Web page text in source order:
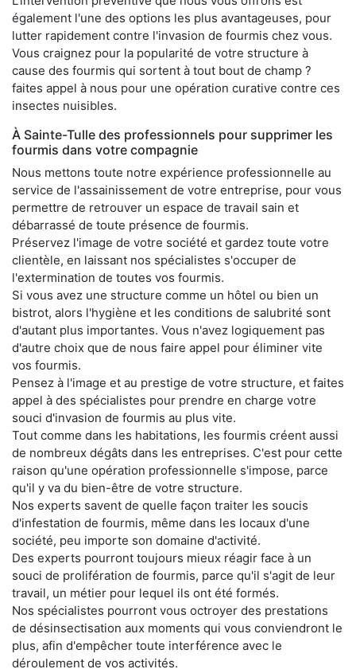
également l'une des options les plus avantageuses, pour
lutter rapidement contre l'invasion de fourmis chez vous.
Vous craignez pour la popularité de votre structure à
cause des fourmis qui sortent à tout bout de champ ?
faites appel à nous pour une opération curative contre ces
insectes nuisibles.
À Sainte-Tulle des professionnels pour supprimer les
fourmis dans votre compagnie
Nous mettons toute notre expérience professionnelle au
service de l'assainissement de votre entreprise, pour vous
permettre de retrouver un espace de travail sain et
débarrassé de toute présence de fourmis.
Préservez l'image de votre société et gardez toute votre
clientèle, en laissant nos spécialistes s'occuper de
l'extermination de toutes vos fourmis.
Si vous avez une structure comme un hôtel ou bien un
bistrot, alors l'hygiène et les conditions de salubrité sont
d'autant plus importantes. Vous n'avez logiquement pas
d'autre choix que de nous faire appel pour éliminer vite
vos fourmis.
Pensez à l'image et au prestige de votre structure, et faites
appel à des spécialistes pour prendre en charge votre
souci d'invasion de fourmis au plus vite.
Tout comme dans les habitations, les fourmis créent aussi
de nombreux dégâts dans les entreprises. C'est pour cette
raison qu'une opération professionnelle s'impose, parce
qu'il y va du bien-être de votre structure.
Nos experts savent de quelle façon traiter les soucis
d'infestation de fourmis, même dans les locaux d'une
société, peu importe son domaine d'activité.
Des experts pourront toujours mieux réagir face à un
souci de prolifération de fourmis, parce qu'il s'agit de leur
travail, un métier pour lequel ils ont été formés.
Nos spécialistes pourront vous octroyer des prestations
de désinsectisation aux moments qui vous conviendront le
plus, afin d'empêcher toute interférence avec le
déroulement de vos activités.